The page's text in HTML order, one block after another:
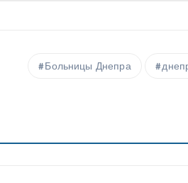
Больницы Днепра